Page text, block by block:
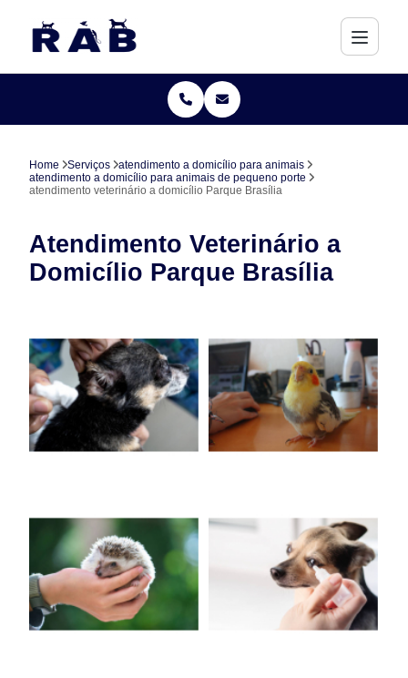
Home Serviços
atendimento a domicílio para animais
atendimento a domicílio para animais de pequeno porte
atendimento veterinário a domicílio Parque Brasília
Atendimento Veterinário a
Domicílio Parque Brasília